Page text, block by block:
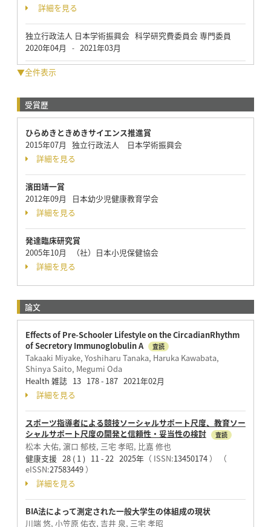
詳細を見る
独立行政法人 日本学術振興会 科学研究費委員会 専門委員
2020年04月
- 2021年03月
▼全件表示
受賞歴
ひらめきときめきサイエンス推進賞
2015年07月 独立行政法人 日本学術振興会
詳細を見る
濱田靖一賞
2012年09月 日本幼少児健康教育学会
詳細を見る
発達臨床研究賞
2005年10月 （社）日本小児保健協会
詳細を見る
論文
Effects of Pre-Schooler Lifestyle on the CircadianRhythm
of Secretory Immunoglobulin A
査読
Takaaki Miyake, Yoshiharu Tanaka, Haruka Kawabata,
Shinya Saito, Megumi Oda
Health 雑誌 13 178 - 187 2021年02月
詳細を見る
スポーツ指導者による競技ソーシャルサポート尺度、教育ソー
シャルサポート尺度の開発と信頼性・妥当性の検討
査読
松本 大佑, 濵口 郁枝, 三宅 孝昭, 比嘉 修也
健康支援 28 ( 1 ) 11 - 22 2025年（ ISSN:13450174）
（
eISSN:27583449）
詳細を見る
BIA法によって測定された一般大学生の体組成の現状
川端 悠, 小笠原 佑衣, 吉井 泉, 三宅 孝昭